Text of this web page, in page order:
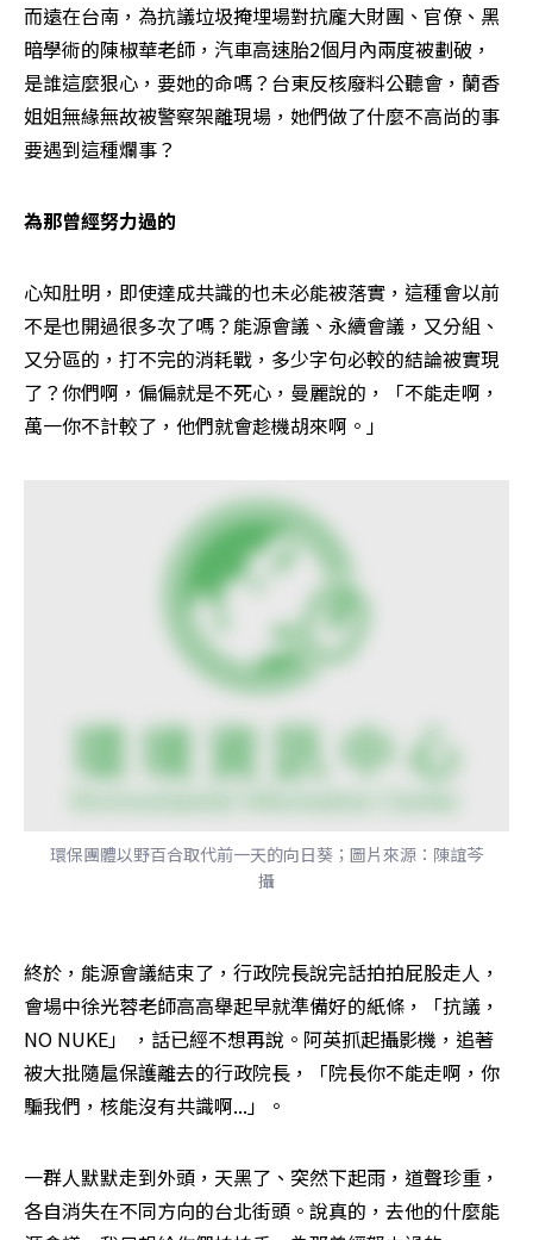
而遠在台南，為抗議垃圾掩埋場對抗龐大財團、官僚、黑
暗學術的陳椒華老師，汽車高速胎2個月內兩度被劃破，
是誰這麼狠心，要她的命嗎？台東反核廢料公聽會，蘭香
姐姐無緣無故被警察架離現場，她們做了什麼不高尚的事
要遇到這種爛事？
為那曾經努力過的
心知肚明，即使達成共識的也未必能被落實，這種會以前
不是也開過很多次了嗎？能源會議、永續會議，又分組、
又分區的，打不完的消耗戰，多少字句必較的結論被實現
了？你們啊，偏偏就是不死心，曼麗說的，「不能走啊，
萬一你不計較了，他們就會趁機胡來啊。」
環保團體以野百合取代前一天的向日葵；圖片來源：陳誼芩
攝
終於，能源會議結束了，行政院長說完話拍拍屁股走人，
會場中徐光蓉老師高高舉起早就準備好的紙條，「抗議，
NO NUKE」 ，話已經不想再說。阿英抓起攝影機，追著
被大批隨扈保護離去的行政院長，「院長你不能走啊，你
騙我們，核能沒有共識啊...」。
一群人默默走到外頭，天黑了、突然下起雨，道聲珍重，
各自消失在不同方向的台北街頭。說真的，去他的什麼能